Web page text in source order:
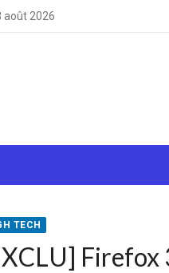
août 2026
TECH
Firefox